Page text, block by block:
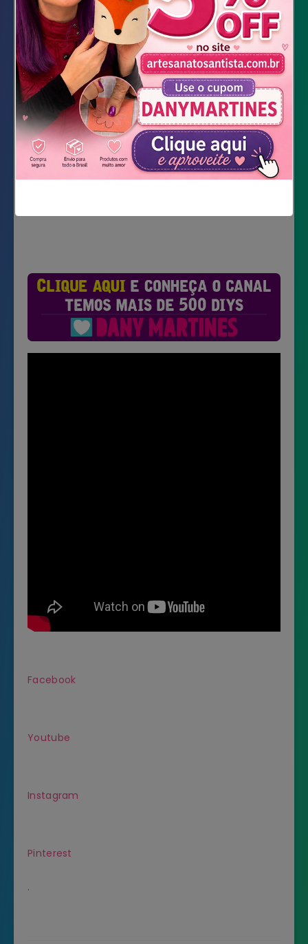
Embalagem Plástica
Fibra siliconada
Cola quente
Tesoura
Baixar Molde
Facebook
Youtube
Instagram
Pinterest
.